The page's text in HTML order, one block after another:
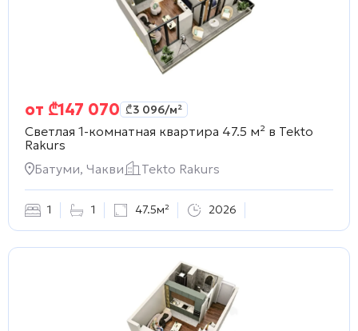
от ₾147 070 ₾3 096/м²
Светлая 1-комнатная квартира 47.5 м² в Tekto
Rakurs
Батуми, Чакви
Tekto Rakurs
1 1 47.5м² 2026